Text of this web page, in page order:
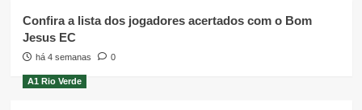
Confira a lista dos jogadores acertados com o Bom
Jesus EC
há 4 semanas 0
A1 Rio Verde